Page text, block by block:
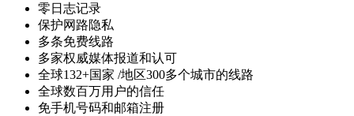
零日志记录
保护网路隐私
多条免费线路
多家权威媒体报道和认可
全球132+国家 /地区300多个城市的线路
全球数百万用户的信任
免手机号码和邮箱注册